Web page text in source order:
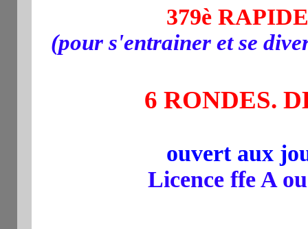
379è
(pour s'entrainer et se
6 RONDES.
ouvert aux
Licence ffe A